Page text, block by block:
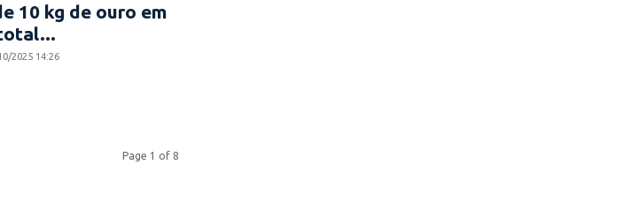
10 kg de ouro em
2025 14:26
Page 1 of 8